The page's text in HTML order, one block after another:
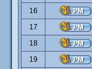
16
17
18
19